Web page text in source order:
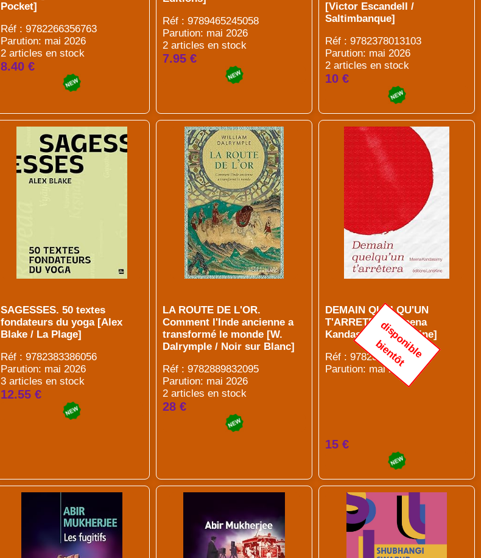
Pocket]
Réf : 9782266356763
Parution: mai 2026
2 articles en stock
8.40 €
Réf : 9789465245058
Parution: mai 2026
2 articles en stock
7.95 €
[Victor Escandell /
Saltimbanque]
Réf : 9782378013103
Parution: mai 2026
2 articles en stock
10 €
SAGESSES. 50 textes
fondateurs du yoga [Alex
Blake / La Plage]
Réf : 9782383386056
Parution: mai 2026
3 articles en stock
12.55 €
LA ROUTE DE L'OR.
Comment l'Inde ancienne a
transformé le monde [W.
Dalrymple / Noir sur Blanc]
Réf : 9782889832095
Parution: mai 2026
2 articles en stock
28 €
DEMAIN QUELQU'UN
T'ARRETERA [Meena
Kandasamy / Lanskine]
Réf : 9782359631821
Parution: mai 2026
d
i
s
p
o
n
i
b
l
e
b
i
e
n
t
ô
t
15 €